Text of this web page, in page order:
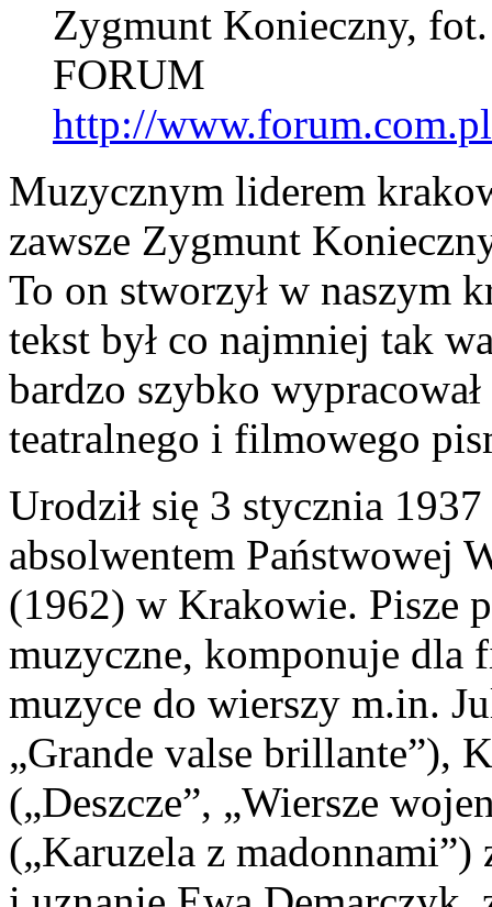
Zygmunt Konieczny,
FORUM
http://
Muzycznym liderem
zawsze Zygmunt
To on stworzył w naszym
tekst był co najmniej tak
bardzo szybko
teatralnego i filmowego
Urodził się 3 stycznia
absolwentem Państwowej
(1962) w Krakowie. Pisze
muzyczne, komponuje dla
muzyce do wierszy m.in.
„Grande valse brillante”),
(„Deszcze”, „Wiersze
(„Karuzela z